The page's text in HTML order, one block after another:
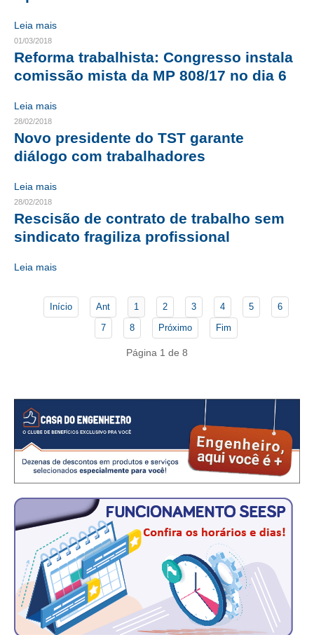
CONTATO
CURSOS
PLATAFORMAS GRATUITAS
APOSENTADORIA
CONSÓRCIOS
PALAVRA DO MURILO
NOTÍCIAS
CONTEÚDO ESPECIAL
JORNAL DO ENGENHEIRO
AGENDA
SEESP NOTÍCIAS
NOTÍCIAS NO WHATSAPP
FOTOS
PUBLICAÇÕES
Leia mais
01/03/2018
Reforma trabalhista: Congresso instala
comissão mista da MP 808/17 no dia 6
Leia mais
28/02/2018
Novo presidente do TST garante
diálogo com trabalhadores
Leia mais
28/02/2018
Rescisão de contrato de trabalho sem
sindicato fragiliza profissional
Leia mais
Início Ant 1 2 3 4 5
6
7
8 Próximo Fim
Página 1 de 8